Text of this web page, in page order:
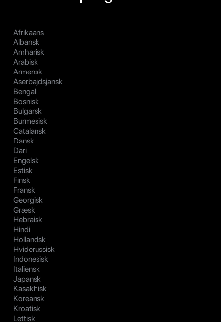
Afrikaans
Albansk
Amharisk
Arabisk
Armensk
Aserbajdsjansk
Bengali
Bosnisk
Bulgarsk
Burmesisk
Catalansk
Dansk
Dari
Engelsk
Estisk
Finsk
Fransk
Georgisk
Græsk
Hebraisk
Hindi
Hollandsk
Hviderussisk
Indonesisk
Italiensk
Japansk
Kasakhisk
Koreansk
Kroatisk
Lettisk